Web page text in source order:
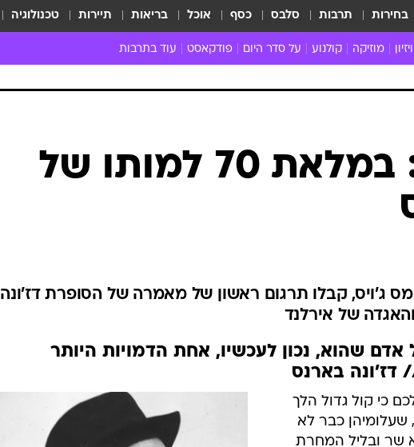
בחירות תרבות סלבס כסף אוכל בריאות תיירות טכנולוגיה
מוזיקה
קורדרוי
קולנוע על סדר היום פודקאסט עוד בתרבות
הופעות חיות
מלך תלתן: במלאת 70 למותו של
של ג'יימס ג'ויס, קבלו תרגום ראשון של מאמרה של הסופרת דז'ונה
של אירלנד
אדם שהוא, נכון לעכשיו, אחת הדמויות היותר
דז'ונה בארנס
כי קול גדול הלך
שעלומיהן כבר לא
שר ובליל המחרת